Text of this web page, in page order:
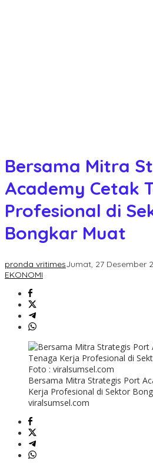
Bersama Mitra
Academy Cetak
Profesional di
Bongkar Muat
pronda vritimesJumat, 27 Desember
EKONOMI
Bersama Mitra Strategis Port
Kerja Profesional di Sektor
viralsumsel.com